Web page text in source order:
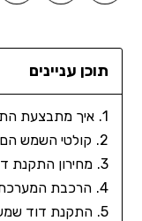
תוכן עניינים
איך מתבצעת
קולטי השמש
מחירון התקנת
הרכבת המערכת
התקנת דוד